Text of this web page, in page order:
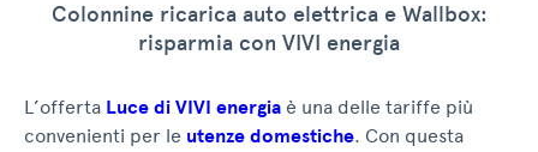
Colonnine ricarica auto elettrica e Wallbox:
risparmia con VIVI energia
L’offerta Luce di VIVI energia è una delle tariffe più
convenienti per le utenze domestiche. Con questa